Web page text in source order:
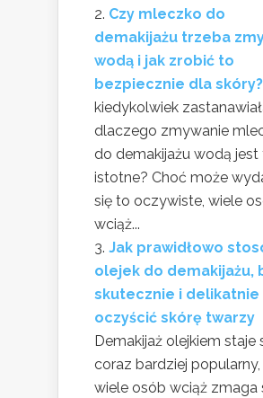
Czy mleczko do
demakijażu trzeba
wodą i jak zrobić to
bezpiecznie dla skóry?
kiedykolwiek
dlaczego zmywanie
do demakijażu wodą jest
istotne? Choć może
się to oczywiste, wiele
wciąż...
Jak prawidłowo
olejek do demakijażu,
skutecznie i delikatnie
oczyścić skórę twarzy
Demakijaż olejkiem staje
coraz bardziej popularny,
wiele osób wciąż zmaga